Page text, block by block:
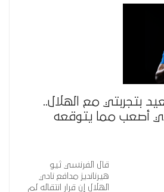
بتجربتي مع الهلال..
أصعب مما يتوقعه
قال الفرنسي ثيو
هيرنانديز مدافع نادي
الهلال إن قرار انتقاله لم